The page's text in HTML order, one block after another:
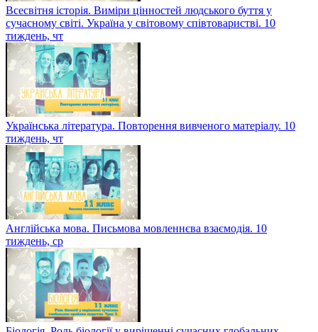
Всесвітня історія. Виміри цінностей людського буття у
сучасному світі. Україна у світовому співтоваристві. 10
тиждень, чт
Українська література. Повторення вивченого матеріалу. 10
тиждень, чт
Англійська мова. Письмова мовленнєва взаємодія. 10
тиждень, ср